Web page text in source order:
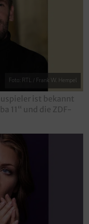
Foto: RTL / Frank W. Hempel
ist bekannt
11“ und die ZDF-